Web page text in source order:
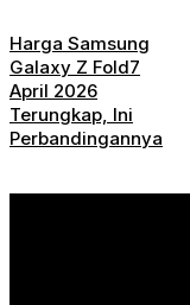
Harga Samsung
Galaxy Z Fold7
April 2026
Terungkap, Ini
Perbandingannya